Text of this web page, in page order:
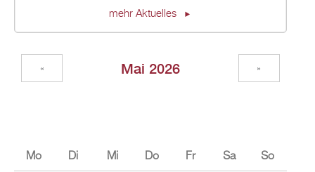
mehr Aktuelles
Mai 2026
« »
Mo Di Mi Do Fr Sa So